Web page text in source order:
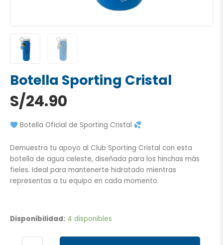
Botella Sporting Cristal
S/24.90
Botella Oficial de Sporting Cristal
Demuestra tu apoyo al Club Sporting Cristal con esta
botella de agua celeste, diseñada para los hinchas más
fieles. Ideal para mantenerte hidratado mientras
representas a tu equipo en cada momento.
Disponibilidad: 4 disponibles
Sporting
cantidad